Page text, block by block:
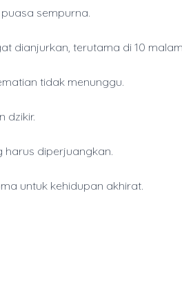
sempurna.
dianjurkan, terutama di 10
tidak menunggu.
dzikir.
harus diperjuangkan.
untuk kehidupan akhirat.